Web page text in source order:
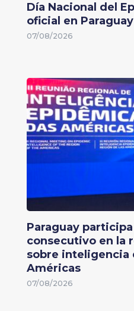
Día Nacional del
oficial en Paraguay
07/08/2026
Paraguay
consecutivo en la
sobre inteligencia
Américas
07/08/2026